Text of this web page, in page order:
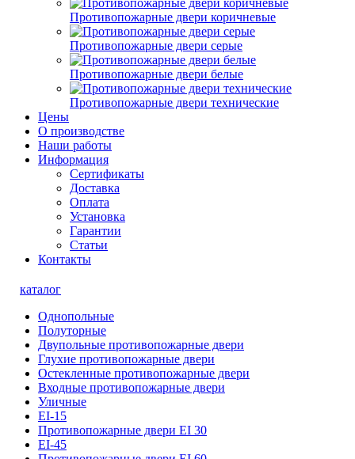
Противопожарные двери коричневые
Противопожарные двери серые
Противопожарные двери белые
Противопожарные двери технические
Цены
О производстве
Наши работы
Информация
Сертификаты
Доставка
Оплата
Установка
Гарантии
Статьи
Контакты
каталог
Однопольные
Полуторные
Двупольные противопожарные двери
Глухие противопожарные двери
Остекленные противопожарные двери
Входные противопожарные двери
Уличные
EI-15
Противопожарные двери EI 30
EI-45